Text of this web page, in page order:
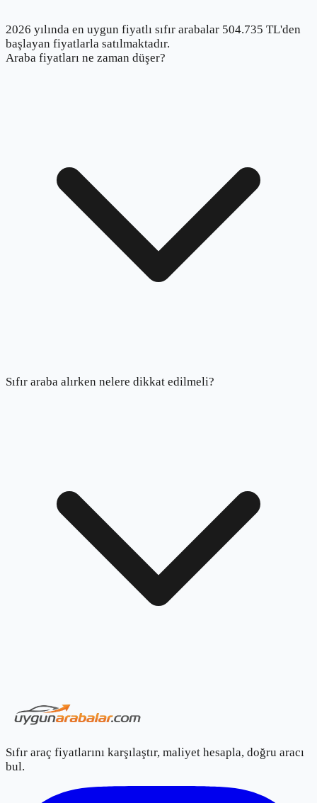
2026 yılında en uygun fiyatlı sıfır arabalar 504.735 TL'den
başlayan fiyatlarla satılmaktadır.
Araba fiyatları ne zaman düşer?
Sıfır araba alırken nelere dikkat edilmeli?
Sıfır araç fiyatlarını karşılaştır, maliyet hesapla, doğru aracı
bul.